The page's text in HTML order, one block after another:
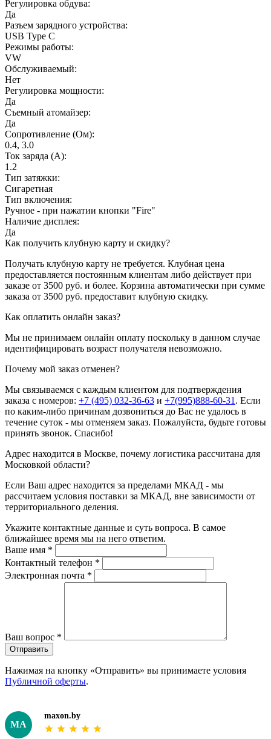
Регулировка обдува:
Да
Разъем зарядного устройства:
USB Type C
Режимы работы:
VW
Обслуживаемый:
Нет
Регулировка мощности:
Да
Съемный атомайзер:
Да
Сопротивление (Ом):
0.4, 3.0
Ток заряда (А):
1.2
Тип затяжки:
Сигаретная
Тип включения:
Ручное - при нажатии кнопки "Fire"
Наличие дисплея:
Да
Как получить клубную карту и скидку?
Получать клубную карту не требуется. Клубная цена
предоставляется постоянным клиентам либо действует при
заказе от 3500 руб. и более. Корзина автоматически при сумме
заказа от 3500 руб. предоставит клубную скидку.
Как оплатить онлайн заказ?
Мы не принимаем онлайн оплату поскольку в данном случае
идентифицировать возраст получателя невозможно.
Почему мой заказ отменен?
Мы связываемся с каждым клиентом для подтверждения
заказа с номеров: +7 (495) 032-36-63 и +7(995)888-60-31 . Если
по каким-либо причинам дозвониться до Вас не удалось в
течение суток - мы отменяем заказ. Пожалуйста, будьте готовы
принять звонок. Спасибо!
Адрес находится в Москве, почему логистика рассчитана для
Московкой области?
Если Ваш адрес находится за пределами МКАД - мы
рассчитаем условия поставки за МКАД, вне зависимости от
территориального деления.
Укажите контактные данные и суть вопроса. В самое
ближайшее время мы на него ответим.
Ваше имя *
Контактный телефон *
Электронная почта *
Ваш вопрос *
Отправить
Нажимая на кнопку «Отправить» вы принимаете условия
Публичной оферты.
MA
maxon.by